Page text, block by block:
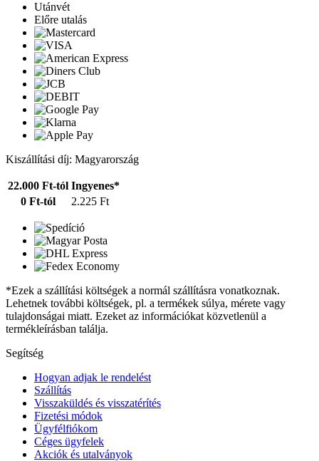
Utánvét
Előre utalás
Kiszállítási díj: Magyarország
22.000 Ft-tól Ingyenes*
0 Ft-tól
2.225 Ft
*Ezek a szállítási költségek a normál szállításra vonatkoznak.
Lehetnek további költségek, pl. a termékek súlya, mérete vagy
tulajdonságai miatt. Ezeket az információkat közvetlenül a
termékleírásban találja.
Segítség
Hogyan adjak le rendelést
Szállítás
Visszaküldés és visszatérítés
Fizetési módok
Ügyfélfiókom
Céges ügyfelek
Akciók és utalványok